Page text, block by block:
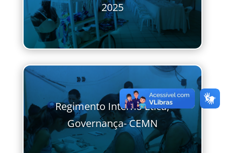
2025
Regimento Interno Ética,
Governança- CEMN